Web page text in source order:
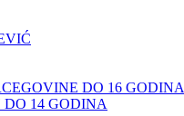
DO 16 GODINA
14 GODINA